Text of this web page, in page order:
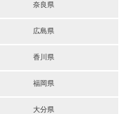
奈良県
広島県
香川県
福岡県
大分県